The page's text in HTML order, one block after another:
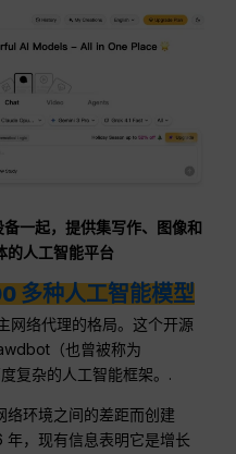
一起，提供集写作、图像和
的人工智能平台
多种人工智能模型
网络代理的格局。这个开源
（也曾被称为
复杂的人工智能框架。.
络环境之间的差距而创建
，现有信息表明它是增长